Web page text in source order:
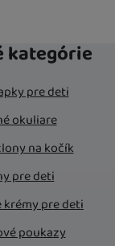
kategórie
pre deti
okuliare
na kočík
pre deti
pre deti
poukazy